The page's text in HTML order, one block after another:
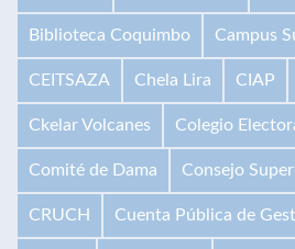
Biblioteca Coquimbo Campus
CEITSAZA Chela Lira CIAP
Ckelar Volcanes Colegio
Comité de Dama Consejo
CRUCH Cuenta Pública de